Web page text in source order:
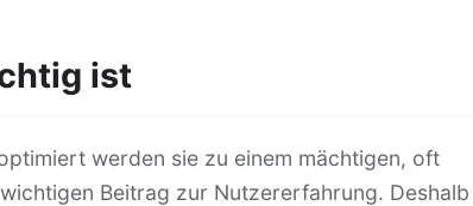
ist
werden sie zu einem mächtigen, oft
Beitrag zur Nutzererfahrung. Deshalb